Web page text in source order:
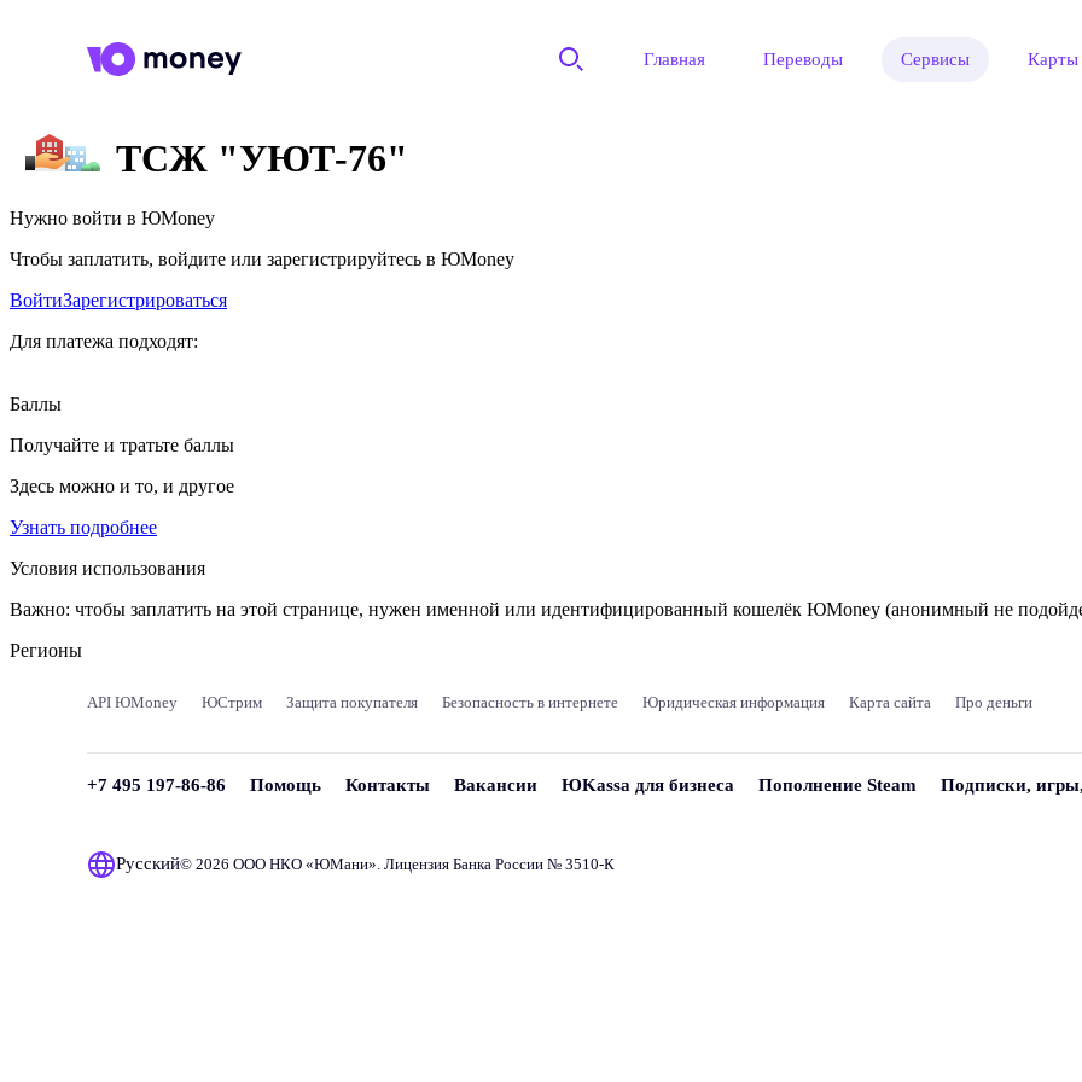
Главная Переводы Сервисы Карты
ТСЖ "УЮТ-76"
Нужно войти в ЮMoney
Чтобы заплатить, войдите или зарегистрируйтесь в ЮMoney
ВойтиЗарегистрироваться
Для платежа подходят:
Баллы
Получайте и тратьте баллы
Здесь можно и то, и другое
Узнать подробнее
Условия использования
Важно: чтобы заплатить на этой странице, нужен именной или идентифицированный кошелёк ЮMoney (анонимный не
Регионы
API ЮMoney ЮСтрим Защита покупателя Безопасность в интернете Юридическая информация Карта сайта Про деньги
+7 495 197-86-86 Помощь Контакты Вакансии ЮKassa для бизнеса Пополнение Steam Подписки,
Русский© 2026 ООО НКО «ЮМани». Лицензия Банка России № 3510‑К